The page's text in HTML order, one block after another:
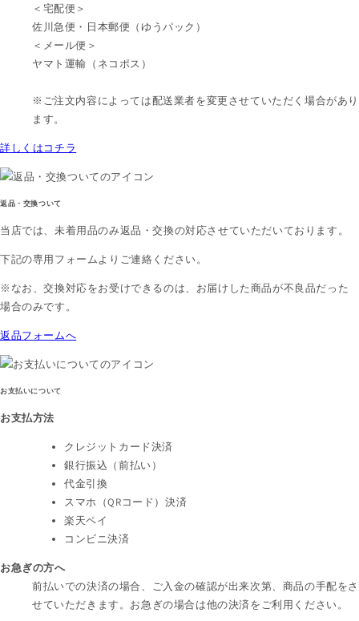
＜宅配便＞
佐川急便・日本郵便（ゆうパック）
＜メール便＞
ヤマト運輸（ネコポス）
※ご注文内容によっては配送業者を変更させていただく場合があり
ます。
詳しくはコチラ
返品・交換ついて
当店では、 未着用品のみ返品・交換の対応させていただいております。
下記の専用フォームよりご連絡ください。
※なお、交換対応をお受けできるのは、お届けした商品が不良品だった
場合のみです。
返品フォームへ
お支払いについて
お支払方法
クレジットカード決済
銀行振込（前払い）
代金引換
スマホ（QRコード）決済
楽天ペイ
コンビニ決済
お急ぎの方へ
前払いでの決済の場合、ご入金の確認が出来次第、商品の手配をさ
せていただきます。お急ぎの場合は他の決済をご利用ください。